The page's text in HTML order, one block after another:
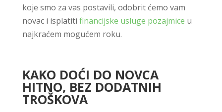
koje smo za vas postavili, odobrit ćemo vam
novac i isplatiti financijske usluge pozajmice u
najkraćem mogućem roku.
KAKO DOĆI DO NOVCA
HITNO, BEZ DODATNIH
TROŠKOVA